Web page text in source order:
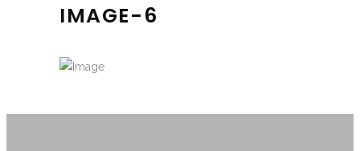
IMAGE-6